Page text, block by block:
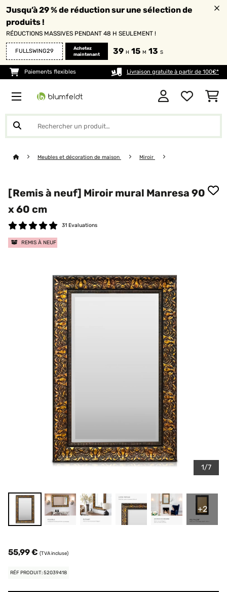
Jusqu’à 29 % de réduction sur une sélection de
produits !
RÉDUCTIONS MASSIVES PENDANT 48 H SEULEMENT !
FULLSWING29
Achetez
maintenant
39 H 15 M 12 S
Paiements flexibles Livraison gratuite à partir de 100€*
Meubles et décoration de maison Miroir
[Remis à neuf] Miroir mural Manresa 90
x 60 cm
31 Evaluations
REMIS À NEUF
1/7
+2
55,99 € (TVA incluse)
RÉF PRODUIT: 52039418